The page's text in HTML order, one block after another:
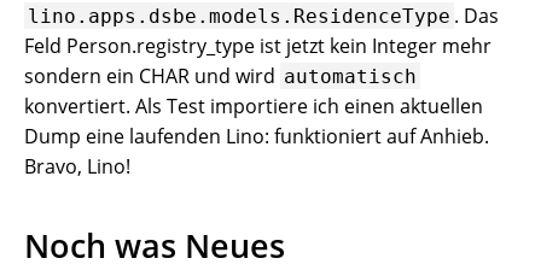
lino.apps.dsbe.models.ResidenceType . Das
Feld Person.registry_type ist jetzt kein Integer mehr
sondern ein CHAR und wird automatisch
konvertiert. Als Test importiere ich einen aktuellen
Dump eine laufenden Lino: funktioniert auf Anhieb.
Bravo, Lino!
Noch was Neues